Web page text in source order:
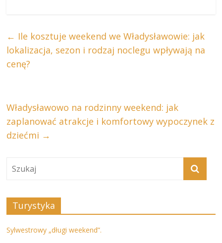
← Ile kosztuje weekend we Władysławowie: jak
lokalizacja, sezon i rodzaj noclegu wpływają na
cenę?
Władysławowo na rodzinny weekend: jak
zaplanować atrakcje i komfortowy wypoczynek z
dziećmi →
Turystyka
Sylwestrowy „długi weekend”.